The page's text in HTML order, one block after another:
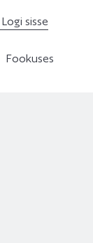
Logi sisse
Fookuses